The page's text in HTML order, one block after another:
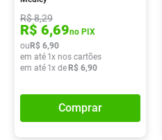
R$8,29
R$ 6,69no PIX
ou R$ 6,90
em até 1x nos cartões
em até 1x de R$ 6,90
Comprar